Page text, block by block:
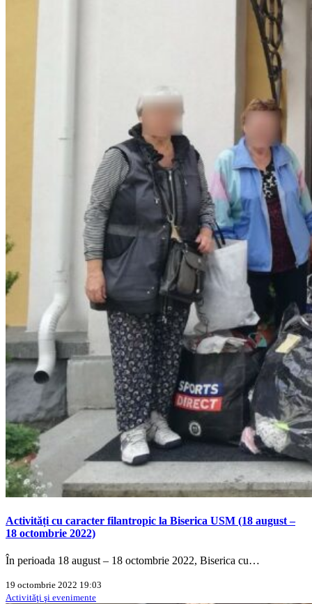
Activități cu caracter filantropic la Biserica USM (18 august –
18 octombrie 2022)
În perioada 18 august – 18 octombrie 2022, Biserica cu…
19 octombrie 2022 19:03
Activităţi şi evenimente